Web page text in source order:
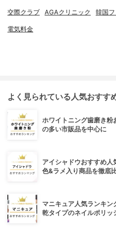
交際クラブ AGAクリニック 韓国
電気料金
よく見られている人気おすす
ホワイトニング歯磨き粉
の多い市販品を中心に
アイシャドウおすすめ
色&ラメ入り商品を徹底
マニキュア人気ランキ
乾タイプのネイルポリッ